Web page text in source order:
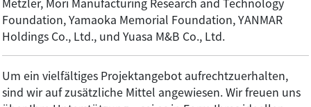
Foundation, Yamaoka Memorial Foundation, YANMAR
Holdings Co., Ltd., und Yuasa M&B Co., Ltd.
Um ein vielfältiges Projektangebot aufrechtzuerhalten,
sind wir auf zusätzliche Mittel angewiesen. Wir freuen uns